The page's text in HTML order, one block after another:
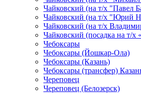
Чайковский (на т/х "Павел
Чайковский (на т/х "Юрий
Чайковский (на т/х
Чайковский (посадка на т/
Чебоксары
Чебоксары (Йошкар-Ола)
Чебоксары (Казань)
Чебоксары (трансфер)
Череповец
Череповец (Белозерск)